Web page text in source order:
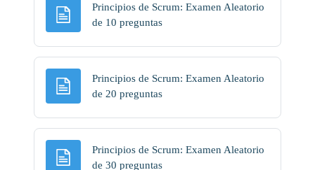
Principios de Scrum: Examen Aleatorio
de 10 preguntasPágina
Principios de Scrum: Examen Aleatorio
de 20 preguntasPágina
Principios de Scrum: Examen Aleatorio
de 30 preguntasPágina